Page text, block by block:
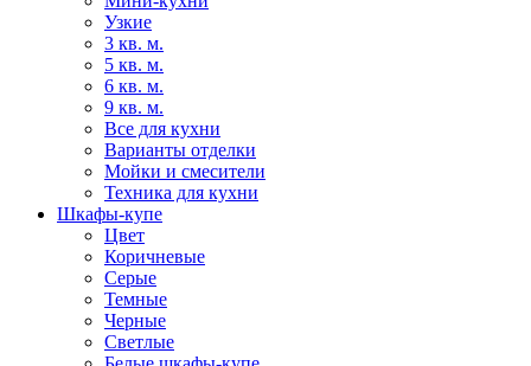
Узкие
3 кв. м.
5 кв. м.
6 кв. м.
9 кв. м.
Все для кухни
Варианты отделки
Мойки и смесители
Техника для кухни
Шкафы-купе
Цвет
Коричневые
Серые
Темные
Черные
Светлые